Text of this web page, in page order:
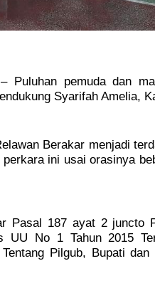
– Puluhan pemuda dan
Syarifah Amelia,
Berakar menjadi
ini usai orasinya
Pasal 187 ayat 2
UU No 1 Tahun 2015
Pilgub, Bupati